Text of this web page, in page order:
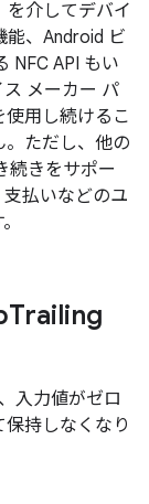
を介してデバイ
能、Android ビ
NFC API もい
メーカー パ
用し続けるこ
。ただし、他の
続きをサポー
払いなどのユ
Trailing
入力値がゼロ
持しなくなり